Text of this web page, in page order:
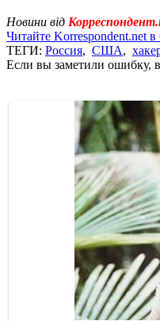
Новини від
Читайте Korrespondent.net
ТЕГИ: Россия, США,
Если вы заметили ошибку,